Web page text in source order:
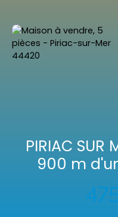
PIRIAC
900 m